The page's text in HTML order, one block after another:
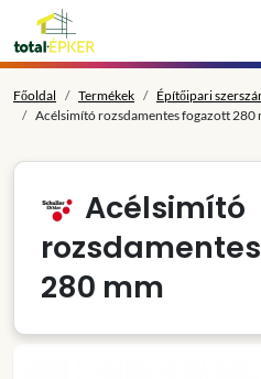
Főoldal Termékek Építőipari
Acélsimító rozsdamentes fogazott 280
Acélsimító
280 mm